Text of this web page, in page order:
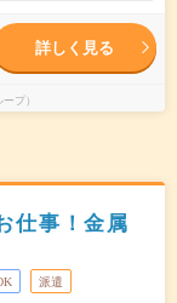
詳しく見る
プ）
仕事！金属
派遣